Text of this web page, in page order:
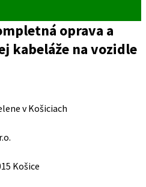
oprava a
kabeláže na vozidle
v Košiciach
Košice